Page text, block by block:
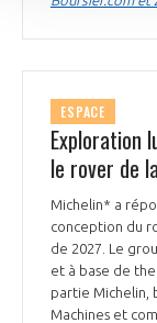
ESPACE
Exploration
le rover de
Michelin* a
conception du
de 2027. Le
et à base de
partie Michelin,
Machines et